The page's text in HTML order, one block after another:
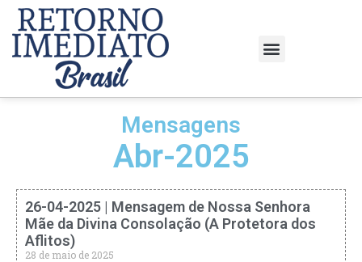
Mensagens
Abr-2025
26-04-2025 | Mensagem de Nossa Senhora
Mãe da Divina Consolação (A Protetora dos
Aflitos)
28 de maio de 2025